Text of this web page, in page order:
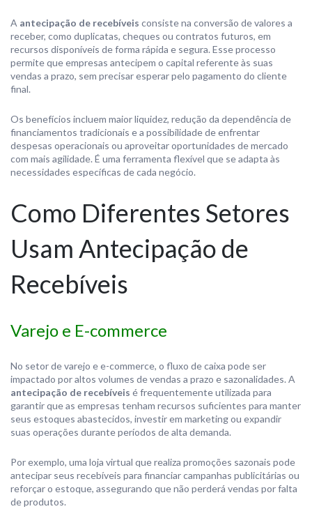
A antecipação de recebíveis consiste na conversão de valores a
receber, como duplicatas, cheques ou contratos futuros, em
recursos disponíveis de forma rápida e segura. Esse processo
permite que empresas antecipem o capital referente às suas
vendas a prazo, sem precisar esperar pelo pagamento do cliente
final.
Os benefícios incluem maior liquidez, redução da dependência de
financiamentos tradicionais e a possibilidade de enfrentar
despesas operacionais ou aproveitar oportunidades de mercado
com mais agilidade. É uma ferramenta flexível que se adapta às
necessidades específicas de cada negócio.
Como Diferentes Setores
Usam Antecipação de
Recebíveis
Varejo e E-commerce
No setor de varejo e e-commerce, o fluxo de caixa pode ser
impactado por altos volumes de vendas a prazo e sazonalidades. A
antecipação de recebíveis é frequentemente utilizada para
garantir que as empresas tenham recursos suficientes para manter
seus estoques abastecidos, investir em marketing ou expandir
suas operações durante períodos de alta demanda.
Por exemplo, uma loja virtual que realiza promoções sazonais pode
antecipar seus recebíveis para financiar campanhas publicitárias ou
reforçar o estoque, assegurando que não perderá vendas por falta
de produtos.